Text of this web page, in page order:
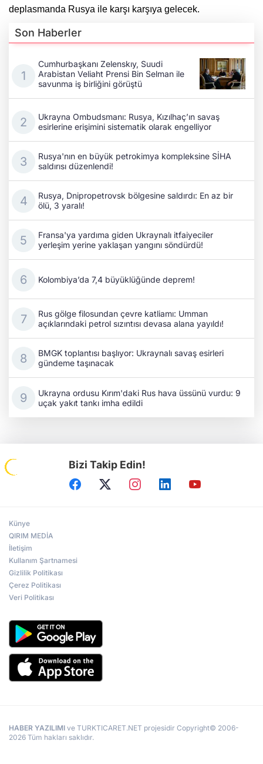
deplasmanda Rusya ile karşı karşıya gelecek.
Son Haberler
Cumhurbaşkanı Zelenskıy, Suudi
Arabistan Veliaht Prensi Bin Selman ile
savunma iş birliğini görüştü
Ukrayna Ombudsmanı: Rusya, Kızılhaç’ın savaş
esirlerine erişimini sistematik olarak engelliyor
Rusya'nın en büyük petrokimya kompleksine SİHA
saldırısı düzenlendi!
Rusya, Dnipropetrovsk bölgesine saldırdı: En az bir
ölü, 3 yaralı!
Fransa'ya yardıma giden Ukraynalı itfaiyeciler
yerleşim yerine yaklaşan yangını söndürdü!
Kolombiya’da 7,4 büyüklüğünde deprem!
Rus gölge filosundan çevre katliamı: Umman
açıklarındaki petrol sızıntısı devasa alana yayıldı!
BMGK toplantısı başlıyor: Ukraynalı savaş esirleri
gündeme taşınacak
Ukrayna ordusu Kırım'daki Rus hava üssünü vurdu: 9
uçak yakıt tankı imha edildi
Bizi Takip Edin!
Künye
QIRIM MEDİA
İletişim
Kullanım Şartnamesi
Gizlilik Politikası
Çerez Politikası
Veri Politikası
HABER YAZILIMI ve TURKTICARET.NET projesidir Copyright© 2006-
2026 Tüm hakları saklıdır.